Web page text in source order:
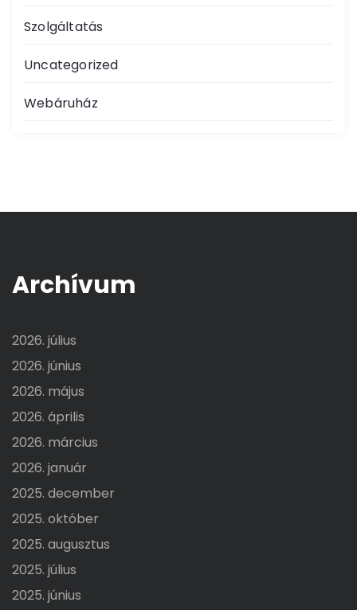
Szolgáltatás
Uncategorized
Webáruház
Archívum
2026. július
2026. június
2026. május
2026. április
2026. március
2026. január
2025. december
2025. október
2025. augusztus
2025. július
2025. június